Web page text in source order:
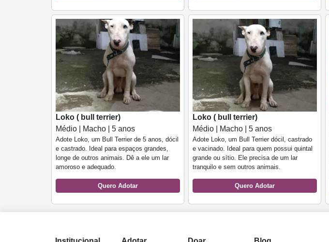
Loko ( bull terrier)
Médio | Macho | 5 anos
Adote Loko, um Bull Terrier de 5 anos, dócil
e castrado. Ideal para espaços grandes,
longe de outros animais. Dê a ele um lar
amoroso e adequado.
Quero Adotar
Loko ( bull terrier)
Médio | Macho | 5 anos
Adote Loko, um Bull Terrier dócil, castrado
e vacinado. Ideal para quem possui quintal
grande ou sítio. Ele precisa de um lar
tranquilo e sem outros animais.
Quero Adotar